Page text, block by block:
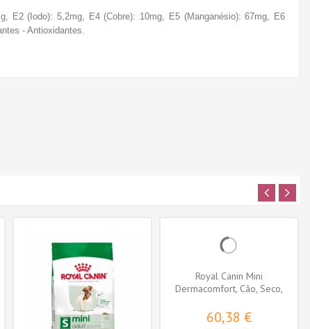
E2 (Iodo): 5,2mg, E4 (Cobre): 10mg, E5 (Manganésio): 67mg, E6
- Antioxidantes.
Royal Canin Mini
Dermacomfort, Cão, Seco,
60,38 €